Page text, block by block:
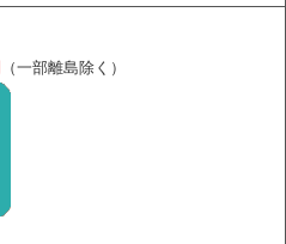
（一部離島除く）